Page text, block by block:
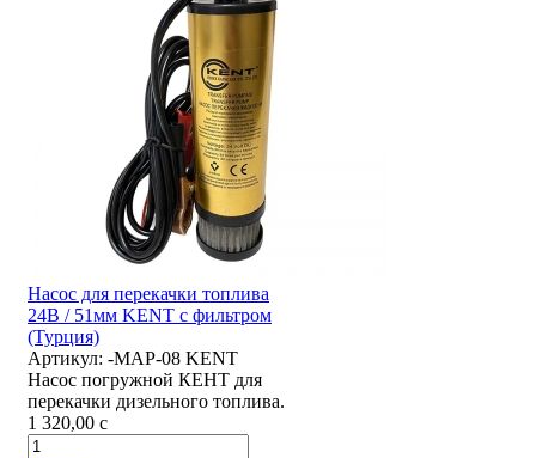
Насос для перекачки топлива
24В / 51мм KENT с фильтром
(Турция)
Артикул: -MAP-08 KENT
Насос погружной КЕНТ для
перекачки дизельного топлива.
1 320,00 c